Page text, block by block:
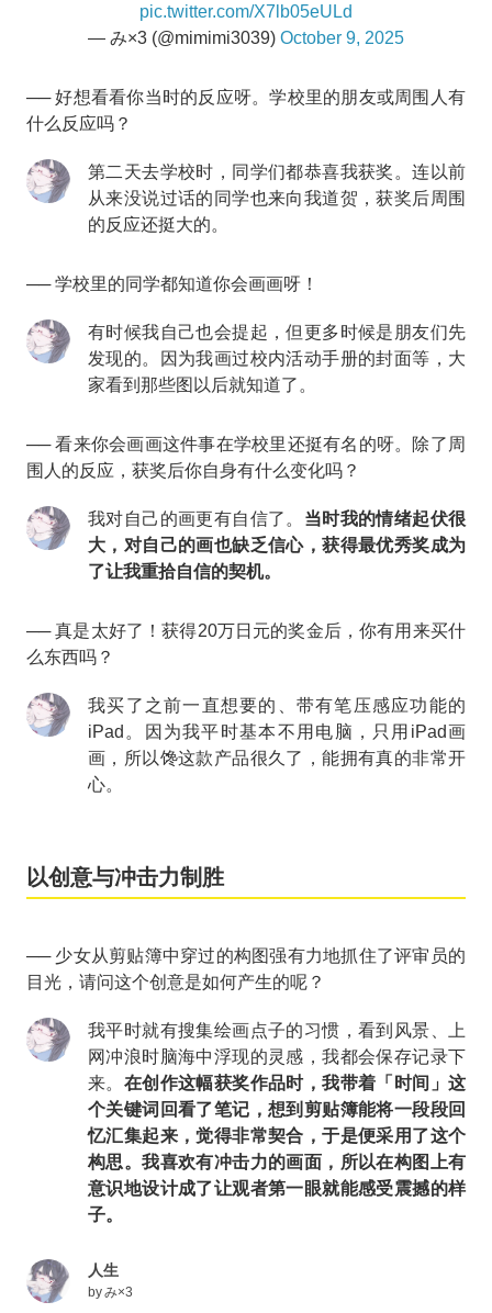
pic.twitter.com/X7lb05eULd
— み×3 (@mimimi3039) October 9, 2025
── 好想看看你当时的反应呀。学校里的朋友或周围人有
什么反应吗？
第二天去学校时，同学们都恭喜我获奖。连以前
从来没说过话的同学也来向我道贺，获奖后周围
的反应还挺大的。
── 学校里的同学都知道你会画画呀！
有时候我自己也会提起，但更多时候是朋友们先
发现的。因为我画过校内活动手册的封面等，大
家看到那些图以后就知道了。
── 看来你会画画这件事在学校里还挺有名的呀。除了周
围人的反应，获奖后你自身有什么变化吗？
我对自己的画更有自信了。 当时我的情绪起伏很
大，对自己的画也缺乏信心，获得最优秀奖成为
了让我重拾自信的契机。
── 真是太好了！获得20万日元的奖金后，你有用来买什
么东西吗？
我买了之前一直想要的、带有笔压感应功能的
iPad。因为我平时基本不用电脑，只用iPad画
画，所以馋这款产品很久了，能拥有真的非常开
心。
以创意与冲击力制胜
── 少女从剪贴簿中穿过的构图强有力地抓住了评审员的
目光，请问这个创意是如何产生的呢？
我平时就有搜集绘画点子的习惯，看到风景、上
网冲浪时脑海中浮现的灵感，我都会保存记录下
来。 在创作这幅获奖作品时，我带着「时间」这
个关键词回看了笔记，想到剪贴簿能将一段段回
忆汇集起来，觉得非常契合，于是便采用了这个
构思。我喜欢有冲击力的画面，所以在构图上有
意识地设计成了让观者第一眼就能感受震撼的样
子。
人生
byみ×3